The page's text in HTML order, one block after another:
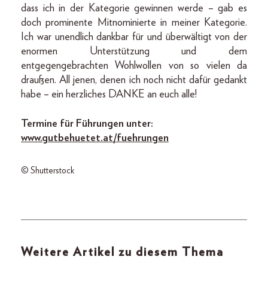
dass ich in der Kategorie gewinnen werde – gab es
doch prominente Mitnominierte in meiner Kategorie.
Ich war unendlich dankbar für und überwältigt von der
enormen Unterstützung und dem
entgegen­gebrachten Wohlwollen von so vielen da
draußen. All jenen, denen ich noch nicht dafür gedankt
habe – ein herzliches DANKE an euch alle!
Termine für Führungen unter:
www.gutbehuetet.at/fuehrungen
© Shutterstock
Weitere Artikel zu diesem Thema